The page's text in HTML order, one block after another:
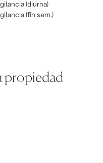
(diurna)
(fin sem.)
propiedad